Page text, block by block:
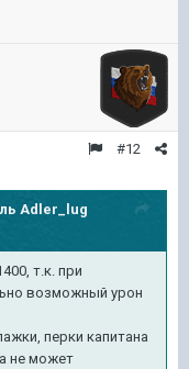
#12
Adler_lug
т.к. при
возможный урон
перки капитана
не может